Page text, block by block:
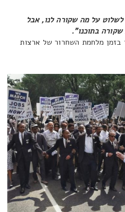
לשלוט על מה שקורה לנו, אבל
שקורה בתוכנו".
בזמן מלחמת השחרור של ארצות